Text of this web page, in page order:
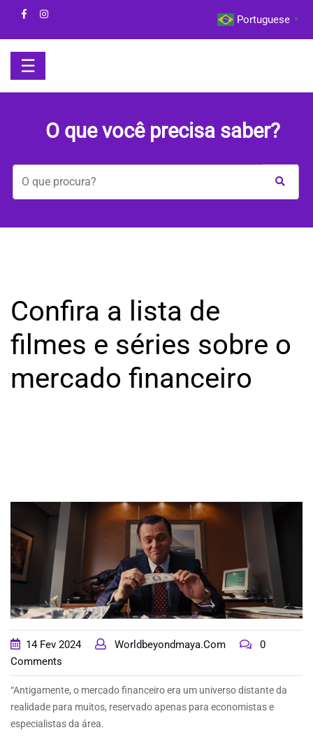
content
HOME
COM
ESTAR
NUTRIÇÃO
LIFESTYLE
EMPREENDEDORISMO
RELACIONAMENTO
CONTACT
☰
O que você precisa saber?
Confira a lista de
filmes e séries sobre o
mercado financeiro
14 Fev 2024 Worldbeyondmaya.com
0
Comments
“Antigamente, o mercado financeiro era um universo distante da
realidade para muitos, reservado apenas para economistas e
especialistas da área.
Portuguese ▼